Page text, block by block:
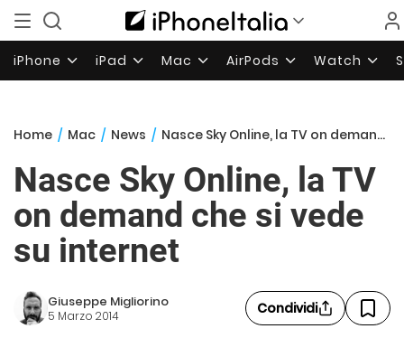
iPhone iPad Mac AirPods Watch
Home / Mac / News / Nasce Sky Online, la TV on demand che si vede su internet
Nasce Sky Online, la TV
on demand che si vede
su internet
Giuseppe Migliorino
5 Marzo 2014 Condividi